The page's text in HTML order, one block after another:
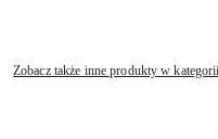
Zobacz także inne produkty w